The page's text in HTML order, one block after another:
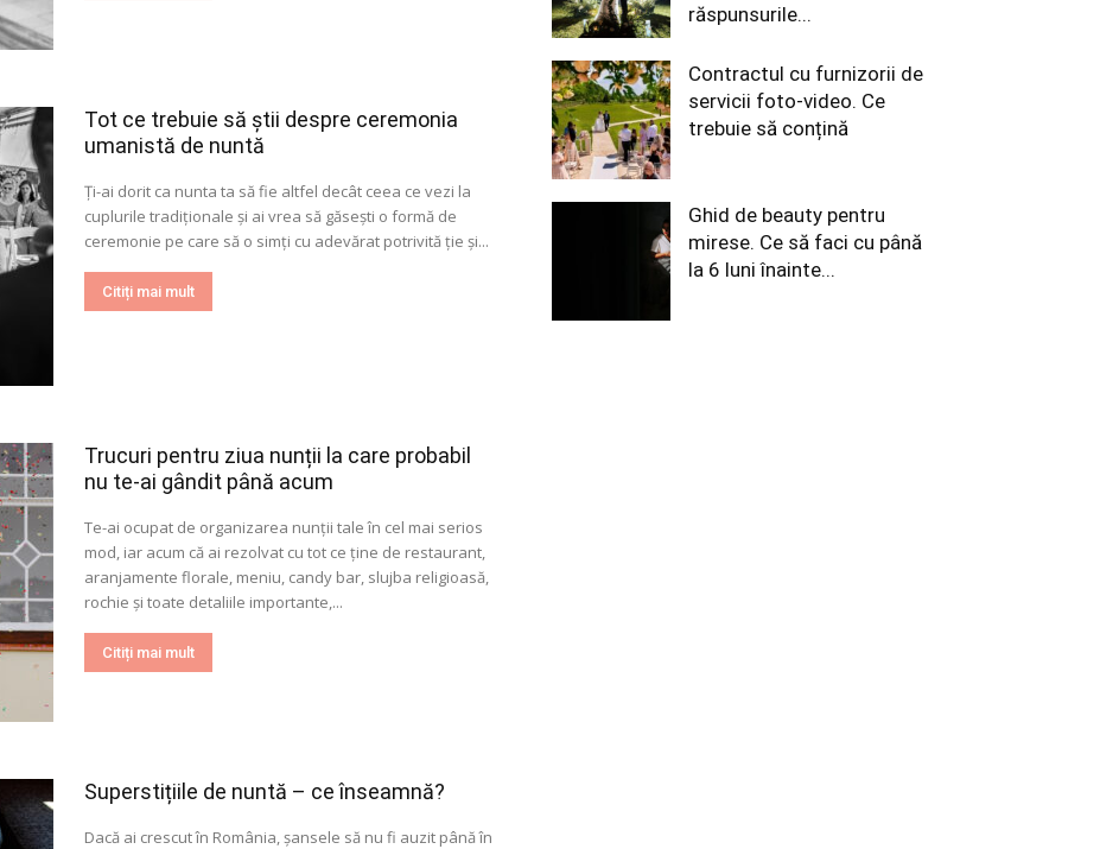
Tot ce trebuie să știi despre ceremonia
umanistă de nuntă
Ți-ai dorit ca nunta ta să fie altfel decât ceea ce vezi la
cuplurile tradiționale și ai vrea să găsești o formă de
ceremonie pe care să o simți cu adevărat potrivită ție și...
Citiți mai mult
Trucuri pentru ziua nunții la care probabil
nu te-ai gândit până acum
Te-ai ocupat de organizarea nunții tale în cel mai serios
mod, iar acum că ai rezolvat cu tot ce ține de restaurant,
aranjamente florale, meniu, candy bar, slujba religioasă,
rochie și toate detaliile importante,...
Citiți mai mult
Superstițiile de nuntă – ce înseamnă?
Dacă ai crescut în România, șansele să nu fi auzit până în
răspunsurile...
Contractul cu furnizorii de
servicii foto-video. Ce
trebuie să conțină
Ghid de beauty pentru
mirese. Ce să faci cu până
la 6 luni înainte...